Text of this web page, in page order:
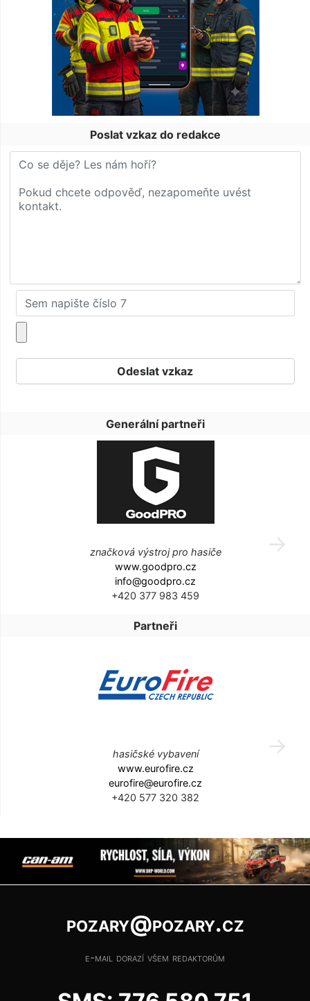
Poslat vzkaz do redakce
Generální partneři
značková výstroj pro hasiče
www.goodpro.cz
info@goodpro.cz
+420 377 983 459
Partneři
hasičské vybavení
www.eurofire.cz
eurofire@eurofire.cz
+420 577 320 382
pozary@pozary.cz
e-mail dorazí všem redaktorům